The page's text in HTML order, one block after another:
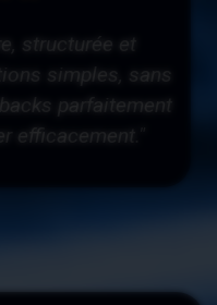
structurée et
simples, sans
parfaitement
efficacement."